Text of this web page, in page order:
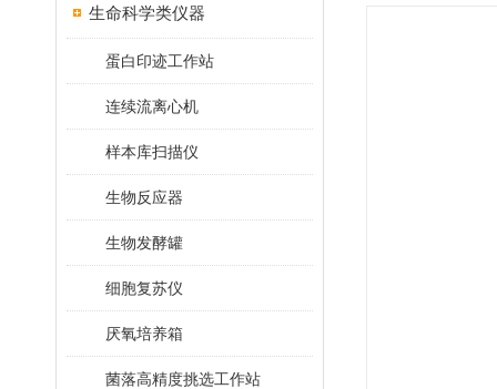
生命科学类仪器
蛋白印迹工作站
连续流离心机
样本库扫描仪
生物反应器
生物发酵罐
细胞复苏仪
厌氧培养箱
菌落高精度挑选工作站